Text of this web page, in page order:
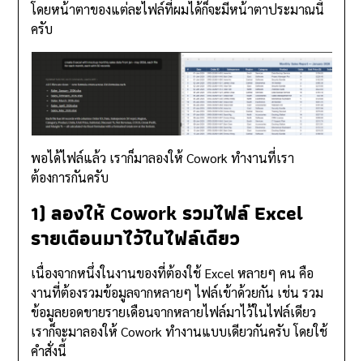
โดยหน้าตาของแต่ละไฟล์ที่ผมได้ก็จะมีหน้าตาประมาณนี้
ครับ
พอได้ไฟล์แล้ว เราก็มาลองให้ Cowork ทำงานที่เรา
ต้องการกันครับ
1) ลองให้ Cowork รวมไฟล์ Excel
รายเดือนมาไว้ในไฟล์เดียว
เนื่องจากหนึ่งในงานของที่ต้องใช้ Excel หลายๆ คน คือ
งานที่ต้องรวมข้อมูลจากหลายๆ ไฟล์เข้าด้วยกัน เช่น รวม
ข้อมูลยอดขายรายเดือนจากหลายไฟล์มาไว้ในไฟล์เดียว
เราก็จะมาลองให้ Cowork ทำงานแบบเดียวกันครับ โดยใช้
คำสั่งนี้